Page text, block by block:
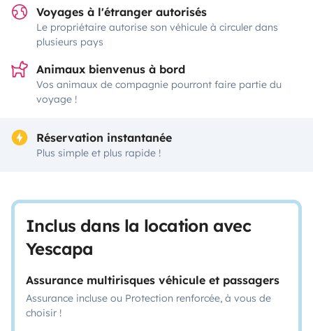
Voyages à l'étranger autorisés
Le propriétaire autorise son véhicule à circuler dans
plusieurs pays
Animaux bienvenus à bord
Vos animaux de compagnie pourront faire partie du
voyage !
Réservation instantanée
Plus simple et plus rapide !
Inclus dans la location avec
Yescapa
Assurance multirisques véhicule et passagers
Assurance incluse ou Protection renforcée, à vous de
choisir !